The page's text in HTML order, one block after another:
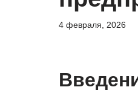
4 февраля, 2026